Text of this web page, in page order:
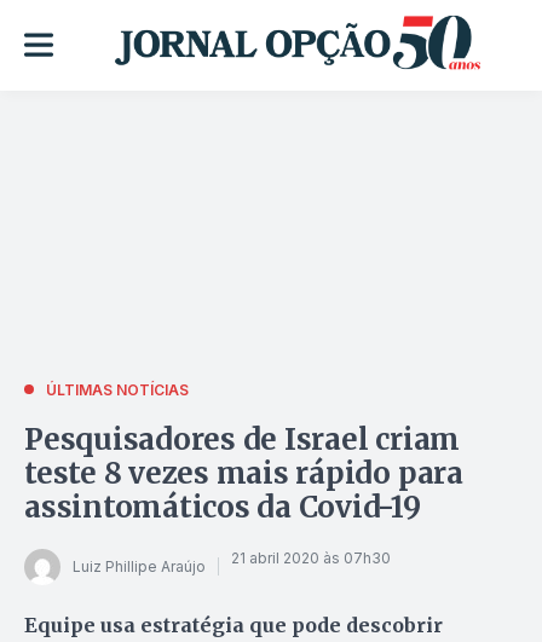
ÚLTIMAS NOTÍCIAS
Pesquisadores de Israel criam
teste 8 vezes mais rápido para
assintomáticos da Covid-19
Luiz Phillipe Araújo 21 abril 2020 às 07h30
Equipe usa estratégia que pode descobrir